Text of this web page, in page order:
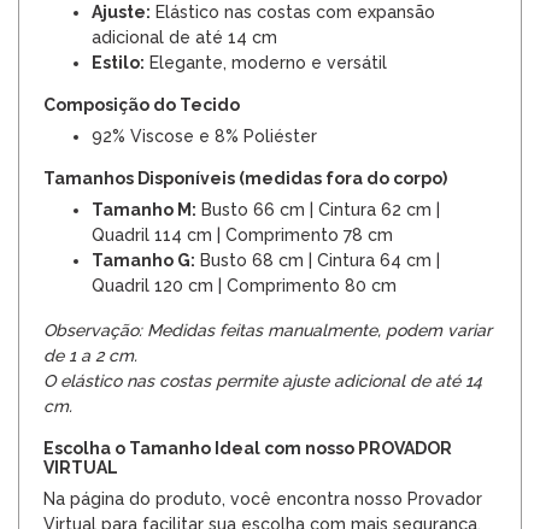
Ajuste: Elástico nas costas com expansão
adicional de até 14 cm
Estilo: Elegante, moderno e versátil
Composição do Tecido
92% Viscose e 8% Poliéster
Tamanhos Disponíveis (medidas fora do corpo)
Tamanho M: Busto 66 cm | Cintura 62 cm |
Quadril 114 cm | Comprimento 78 cm
Tamanho G: Busto 68 cm | Cintura 64 cm |
Quadril 120 cm | Comprimento 80 cm
Observação: Medidas feitas manualmente, podem variar
de 1 a 2 cm.
O elástico nas costas permite ajuste adicional de até 14
cm.
Escolha o Tamanho Ideal com nosso PROVADOR
VIRTUAL
Na página do produto, você encontra nosso Provador
Virtual para facilitar sua escolha com mais segurança.